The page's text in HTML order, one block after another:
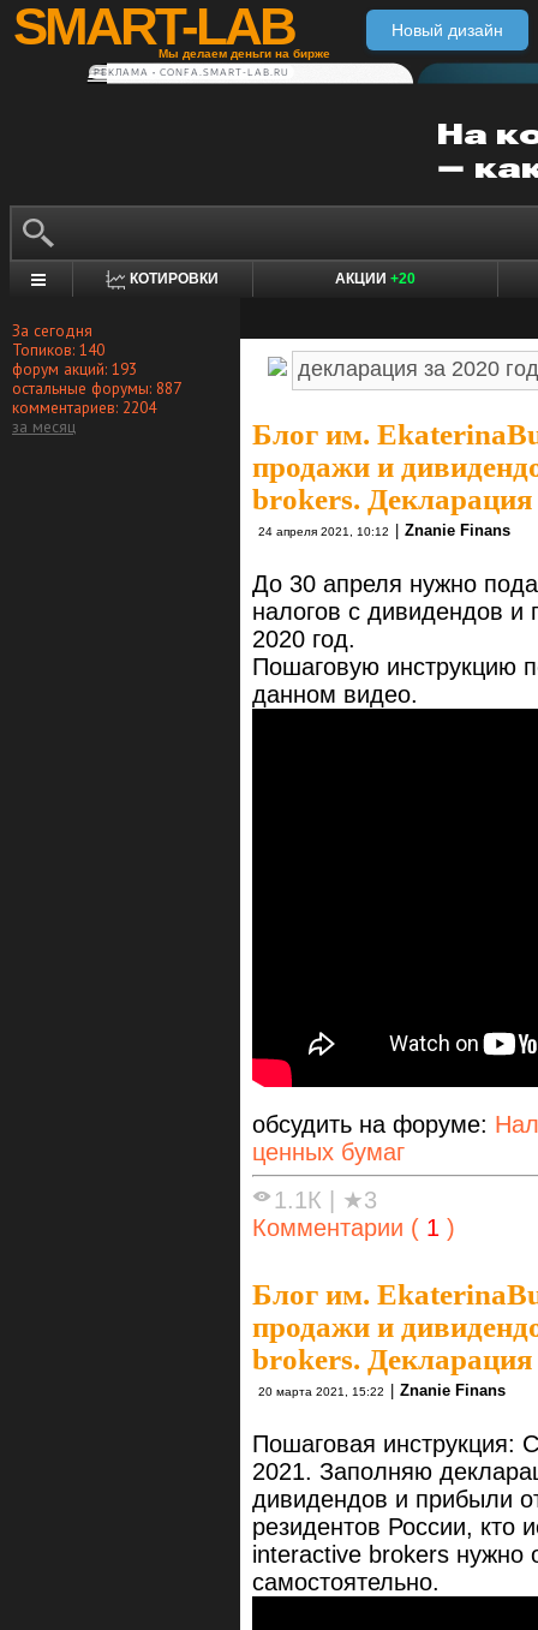
SMART-LAB
Мы делаем деньги на бирже
Новый дизайн
РЕКЛАМА • CONFA.SMART-LAB.RU
КОТИРОВКИ АКЦИИ +20
За сегодня
Топиков: 140
форум акций: 193
остальные форумы: 887
комментариев: 2204
за месяц
Блог им.
продажи и
brokers.
24 апреля 2021, 10:12 Znanie Finans
До 30 апреля нужно
налогов с дивидендов
2020 год.
Пошаговую инструкцию
данном видео.
обсудить на форуме:
ценных бумаг
1.1К | ★3
Комментарии ( 1 )
Блог им.
продажи и
brokers.
20 марта 2021, 15:22 | Znanie Finans
Пошаговая инструкция:
2021. Заполняю
дивидендов и прибыли
резидентов России, кто
interactive brokers нужно
самостоятельно.